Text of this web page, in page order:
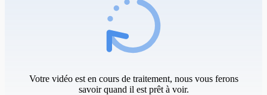
Votre vidéo est en cours de traitement, nous vous ferons
savoir quand il est prêt à voir.